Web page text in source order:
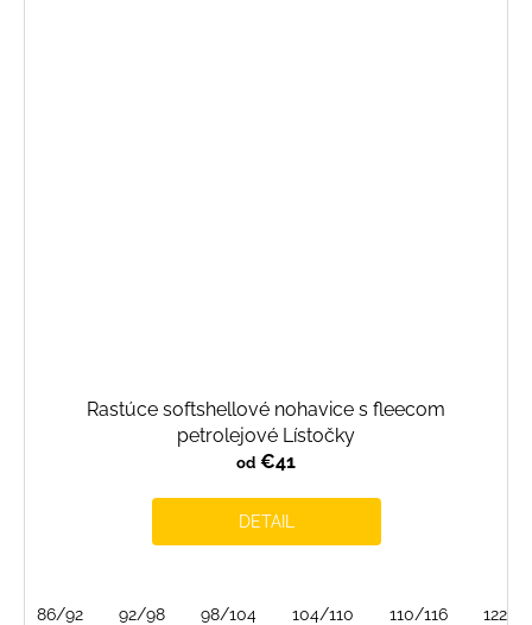
Rastúce softshellové nohavice s fleecom
petrolejové Lístočky
od €41
DETAIL
86/92 92/98 98/104 104/110 110/116 122/